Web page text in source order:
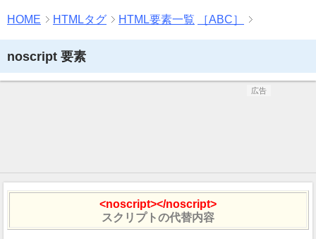
HOME HTMLタグ HTML要素一覧 ［ABC］
noscript 要素
広告
<noscript></noscript>
スクリプトの代替内容